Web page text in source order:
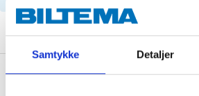
Samtykke Detaljer
Description